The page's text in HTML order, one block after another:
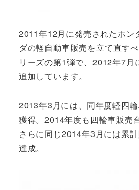
2011年12月に発売されたホン
ダの軽自動車販売を立て直す
リーズの第1弾で、2012年7月
追加しています。
2013年3月には、同年度軽四
獲得。2014年度も四輪車販売
さらに同じ2014年3月には累
達成。